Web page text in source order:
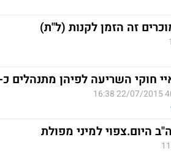
זה הזמן לקנות (ל"ת)
חוקי השריעה לפיהן מתנהלים
22/07/2015 16:38
היום.צפוי למיני מפולת